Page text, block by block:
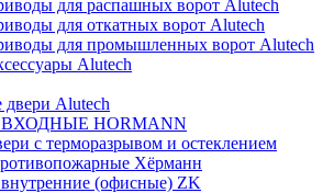
для распашных ворот Alutech
для откатных ворот Alutech
для промышленных ворот Alutech
Alutech
двери Alutech
HORMANN
с терморазрывом и остеклением
Хёрманн
(офисные) ZK